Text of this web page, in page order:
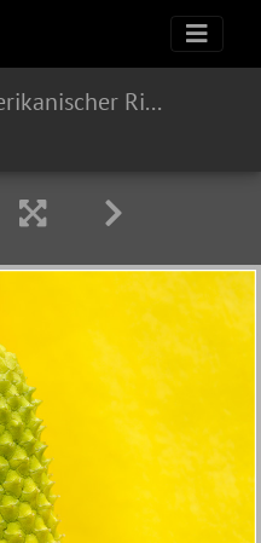
Amerikanischer Riesanaronstab (Lysichiton americanus)